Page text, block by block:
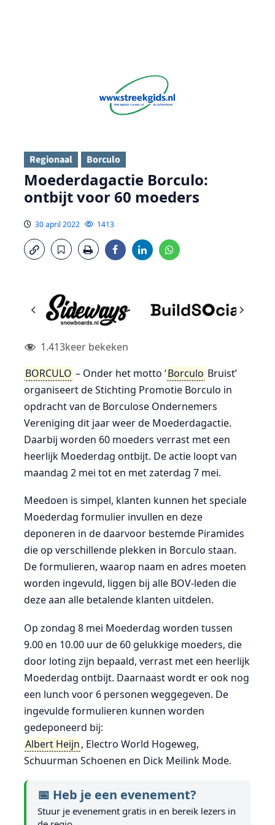
Regionaal Borculo
Moederdagactie Borculo:
ontbijt voor 60 moeders
30 april 2022 1413
1.413keer bekeken
BORCULO – Onder het motto ‘Borculo Bruist’
organiseert de Stichting Promotie Borculo in
opdracht van de Borculose Ondernemers
Vereniging dit jaar weer de Moederdagactie.
Daarbij worden 60 moeders verrast met een
heerlijk Moederdag ontbijt. De actie loopt van
maandag 2 mei tot en met zaterdag 7 mei.
Meedoen is simpel, klanten kunnen het speciale
Moederdag formulier invullen en deze
deponeren in de daarvoor bestemde Piramides
die op verschillende plekken in Borculo staan.
De formulieren, waarop naam en adres moeten
worden ingevuld, liggen bij alle BOV-leden die
deze aan alle betalende klanten uitdelen.
Op zondag 8 mei Moederdag worden tussen
9.00 en 10.00 uur de 60 gelukkige moeders, die
door loting zijn bepaald, verrast met een heerlijk
Moederdag ontbijt. Daarnaast wordt er ook nog
een lunch voor 6 personen weggegeven. De
ingevulde formulieren kunnen worden
gedeponeerd bij:
Albert Heijn, Electro World Hogeweg,
Schuurman Schoenen en Dick Meilink Mode.
📅 Heb je een evenement?
Stuur je evenement gratis in en bereik lezers in